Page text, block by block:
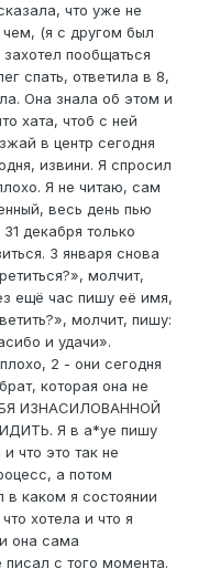
что уже не
(я с другом был
пообщаться
спать, ответила в 8,
Она знала об этом и
хата, чтоб с ней
в центр сегодня
извини. Я спросил
Я не читаю, сам
весь день пью
декабря только
3 января снова
молчит,
ещё час пишу её имя,
молчит, пишу:
и удачи».
2 - они сегодня
которая она не
ИЗНАСИЛОВАННОЙ
Я в а*уе пишу
что это так не
а потом
в каком я состоянии
хотела и что я
она сама
с того момента.